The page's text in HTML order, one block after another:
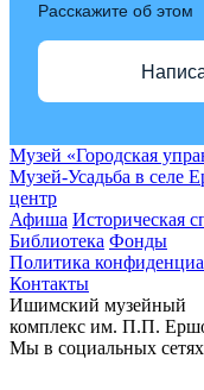
Расскажите об этом
Музей «Городская
Музей-Усадьба в селе
центр
Афиша Историческая
Библиотека Фонды
Политика
Контакты
Ишимский музейный
комплекс им. П.П.
Мы в социальных сетях